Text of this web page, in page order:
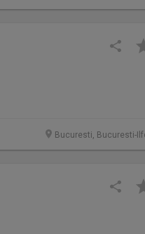
Bucuresti, Bucuresti-